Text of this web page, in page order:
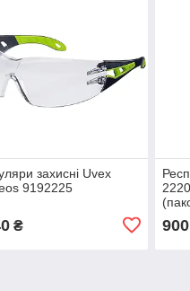
захисні Uvex
9192225
₴ 900